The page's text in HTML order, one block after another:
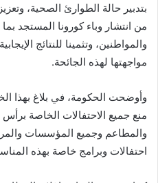
بتدبير حالة الطوارئ الصحية،
من انتشار وباء كورونا المستجد
والمواطنين، وتثمينا للنتائج
مواجهتها لهذه الجائحة.
وأوضحت الحكومة، في بلاغ بهذا
منع جميع الاحتفالات الخاصة برأس
والمطاعم وجميع المؤسسات
احتفالات وبرامج خاصة بهذه